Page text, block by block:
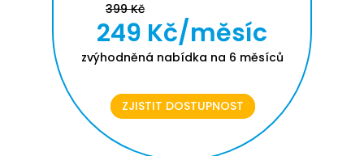
399 Kč
249 Kč/měsíc
zvýhodněná nabídka na 6 měsíců
ZJISTIT DOSTUPNOST